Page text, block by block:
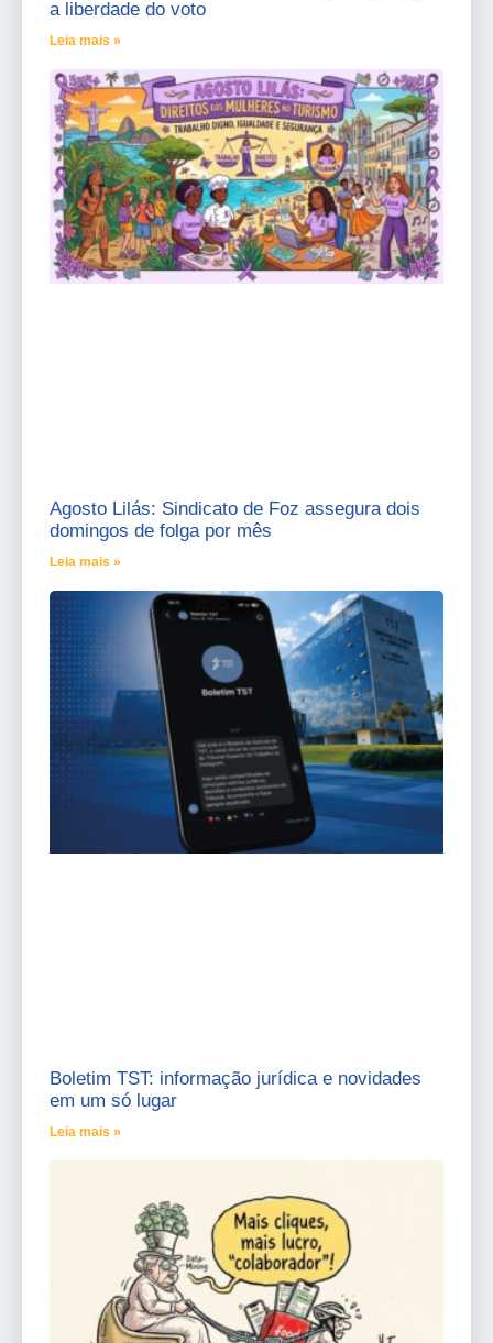
a liberdade do voto
Leia mais »
Agosto Lilás: Sindicato de Foz assegura dois
domingos de folga por mês
Leia mais »
Boletim TST: informação jurídica e novidades
em um só lugar
Leia mais »